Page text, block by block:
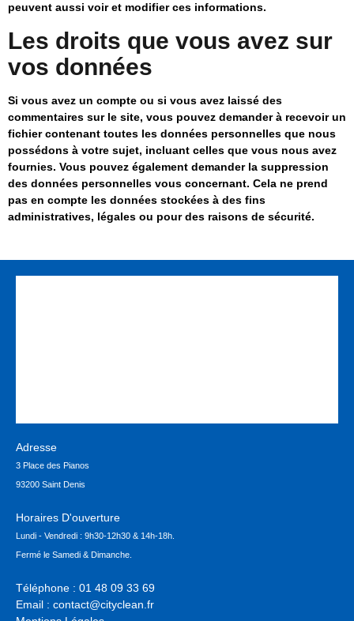
peuvent aussi voir et modifier ces informations.
Les droits que vous avez sur
vos données
Si vous avez un compte ou si vous avez laissé des
commentaires sur le site, vous pouvez demander à recevoir un
fichier contenant toutes les données personnelles que nous
possédons à votre sujet, incluant celles que vous nous avez
fournies. Vous pouvez également demander la suppression
des données personnelles vous concernant. Cela ne prend
pas en compte les données stockées à des fins
administratives, légales ou pour des raisons de sécurité.
Adresse
3 Place des Pianos
93200 Saint Denis
Horaires D'ouverture
Lundi - Vendredi : 9h30-12h30 & 14h-18h.
Fermé le Samedi & Dimanche.
Téléphone : 01 48 09 33 69
Email : contact@cityclean.fr